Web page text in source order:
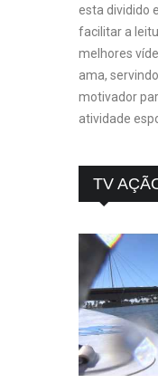
esta dividido
facilitar a
melhores
ama,
motivador
atividade
TV